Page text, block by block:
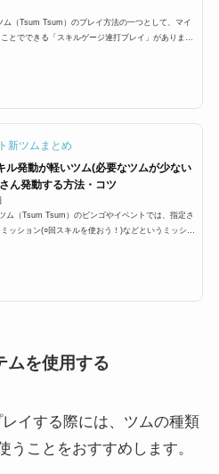
ム（Tsum Tsum）のプレイ方法の一つとして、マイ
とでできる「スキルゲージ連打プレイ」がありま
新ツムまとめ
ル発動が軽いツム(必要なツムが少ない
ん発動する方法・コツ
ム（Tsum Tsum）のビンゴやイベントでは、指定さ
ッション(○回スキルを使おう！)などというミッショ
ムを使用する
イする際には、 ツムの種類
うことをおすすめします。